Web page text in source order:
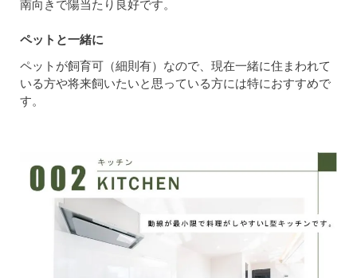
南向きで陽当たり良好です。
ペットと一緒に
ペットが飼育可（細則有）なので、現在一緒に住まわれて
いる方や将来飼いたいと思っている方には特におすすめで
す。